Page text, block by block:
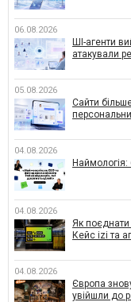
06.08.2026
ШІ-агенти
атакували
05.08.2026
Сайти
04.08.2026
Наймологія:
04.08.2026
Як поєднати
Кейс izi та
04.08.2026
Європа
увійшли до